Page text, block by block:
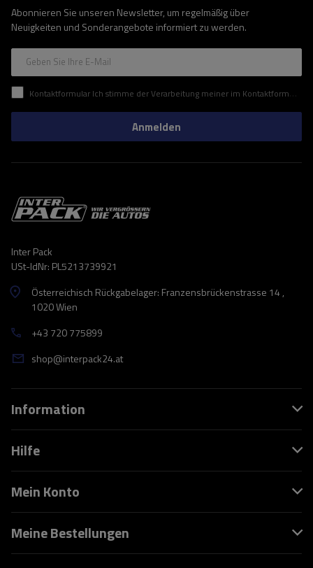
Abonnieren Sie unseren Newsletter, um regelmäßig über
Neuigkeiten und Sonderangebote informiert zu werden.
Geben Sie Ihre E-Mail
Kontaktformular Ich stimme der Verarbeitung meiner im Kontaktformular enthaltenen personenbezogenen Daten gemäß der Verordnung (EU) des Europäischen Parlaments und des Rates zu.
Anmelden
Inter Pack
USt-IdNr: PL5213739921
Österreichisch Rückgabelager: Franzensbrückenstrasse 14 ,
1020 Wien
+43 720 775899
shop@interpack24.at
Information
Hilfe
Mein Konto
Meine Bestellungen